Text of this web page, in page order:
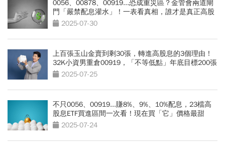
0056、00878、00919...恐成重災區？金管會兩道閘
門「嚴禁配息灌水」！一表看真相，誰才是真正高股
息 2025-07-30
上百張玉山金賣到剩30張，轉進高股息的3個理由！
32K小資男重倉00919，「不等低點」年底目標200張
2025-07-25
不只0056、00919...賺8%、9%、10%配息，23檔高
股息ETF買進區間一次看！現在買「它」價格最甜
2025-07-24